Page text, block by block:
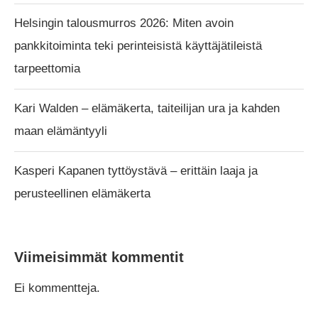
Helsingin talousmurros 2026: Miten avoin
pankkitoiminta teki perinteisistä käyttäjätileistä
tarpeettomia
Kari Walden – elämäkerta, taiteilijan ura ja kahden
maan elämäntyyli
Kasperi Kapanen tyttöystävä – erittäin laaja ja
perusteellinen elämäkerta
Viimeisimmät kommentit
Ei kommentteja.